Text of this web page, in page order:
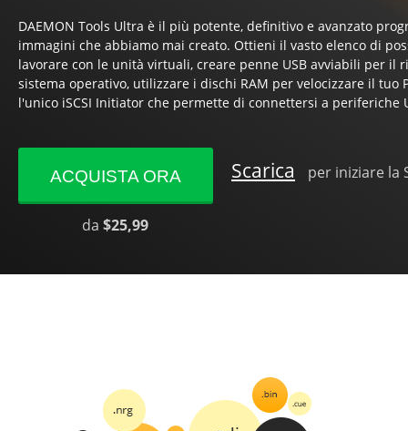
DAEMON Tools Ultra è il più potente, definitivo e avanzato
immagini che abbiamo mai creato. Ottieni il vasto elenco di
lavorare con le unità virtuali, creare penne USB avviabili per il
sistema operativo, utilizzare i dischi RAM per velocizzare il tuo
l'unico iSCSI Initiator che permette di connettersi a periferiche
ACQUISTA ORA
da$25,99
Scarica per iniziare la
Clicca sul pulsante Installa
per avviare il wizard del setup.